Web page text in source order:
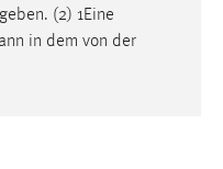
(2) 1Eine
in dem von der